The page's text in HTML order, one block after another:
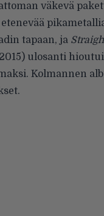
väkevä
tapaan, ja
ulosanti
Kolmannen